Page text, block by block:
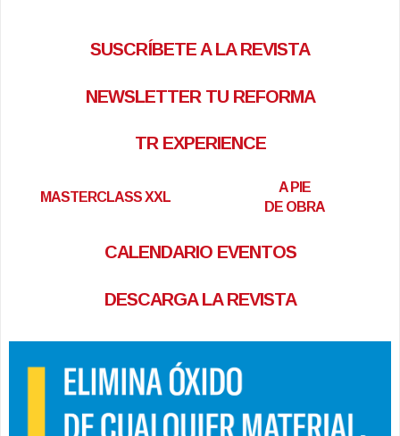
SUSCRÍBETE A LA REVISTA
NEWSLETTER TU REFORMA
TR EXPERIENCE
MASTERCLASS XXL
A PIE
DE OBRA
CALENDARIO EVENTOS
DESCARGA LA REVISTA